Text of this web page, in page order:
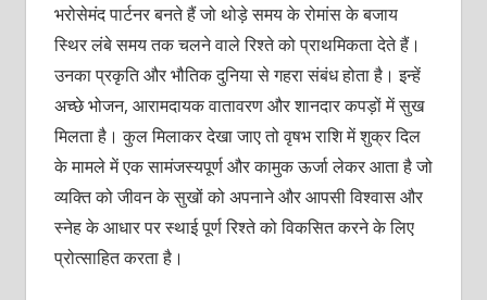
भरोसेमंद पार्टनर बनते हैं जो थोड़े समय के रोमांस के बजाय
स्थिर लंबे समय तक चलने वाले रिश्ते को प्राथमिकता देते हैं।
उनका प्रकृति और भौतिक दुनिया से गहरा संबंध होता है। इन्हें
अच्छे भोजन, आरामदायक वातावरण और शानदार कपड़ों में सुख
मिलता है। कुल मिलाकर देखा जाए तो वृषभ राशि में शुक्र दिल
के मामले में एक सामंजस्यपूर्ण और कामुक ऊर्जा लेकर आता है जो
व्यक्ति को जीवन के सुखों को अपनाने और आपसी विश्वास और
स्नेह के आधार पर स्थाई पूर्ण रिश्ते को विकसित करने के लिए
प्रोत्साहित करता है।